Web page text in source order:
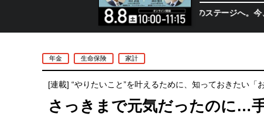
半導体相場は次のステージへ。今、機関
年金 生命保険 家計
[連載] “やりたいこと”を叶えるために、知っておきたい「
さっきまで元気だったのに…